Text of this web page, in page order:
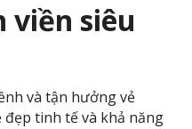
viền siêu
và tận hưởng vẻ
tinh tế và khả năng